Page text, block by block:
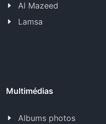
Al Mazeed
Lamsa
Multimédias
Albums photos